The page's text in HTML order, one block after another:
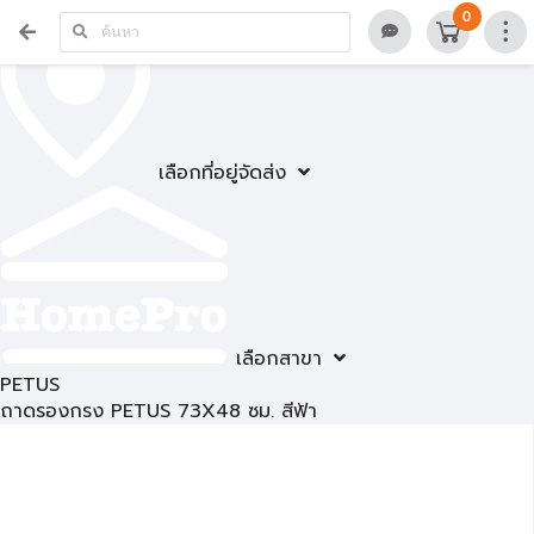
เลือกที่อยู่จัดส่ง
เลือกสาขา
0
PETUS
ถาดรองกรง PETUS 73X48 ซม. สีฟ้า